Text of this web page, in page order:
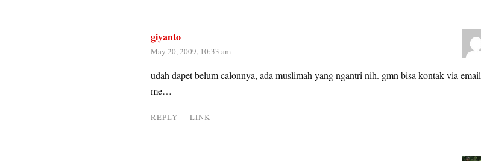
giyanto
May 20, 2009, 10:33 am
udah dapet belum calonnya, ada muslimah yang ngantri nih. gmn bisa kontak via email
me…
REPLY LINK